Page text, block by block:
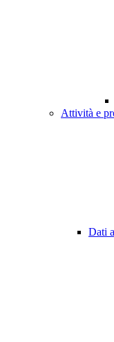
Attività e
Dati